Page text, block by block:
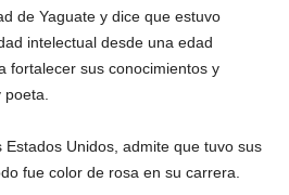
de Yaguate y dice que estuvo
intelectual desde una edad
fortalecer sus conocimientos y
Unidos, admite que tuvo sus
fue color de rosa en su carrera.